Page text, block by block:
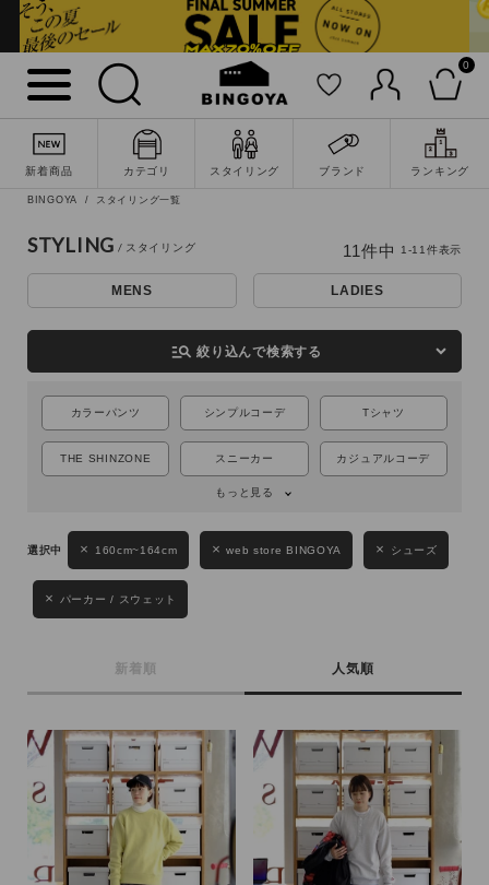
0
新着商品 カテゴリ スタイリング ブランド ランキング
BINGOYA スタイリング一覧
STYLING
MENS LADIES
manage_search 絞り込んで検索する
カラーパンツ シンプルコーデ Tシャツ
THE SHINZONE スニーカー カジュアルコーデ
もっと見る
160cm~164cm web store BINGOYA シューズ
パーカー / スウェット
新着順 人気順
11件中 1-11件表示